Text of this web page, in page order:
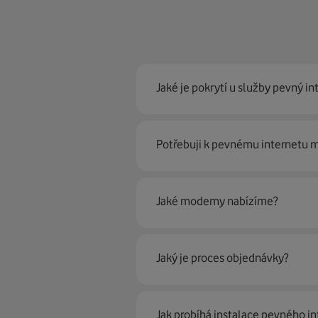
Jaké je pokrytí u služby pevný
Pevný internet můžeme
Potřebuji k pevnému internetu
Ano, potřebujete. Rádi vám ho
poradí naši proškolení prodejci
Jaké modemy nabízíme?
Jaký je proces objednávky?
Krok jedna je určitě ověření
Jak probíhá instalace pevného